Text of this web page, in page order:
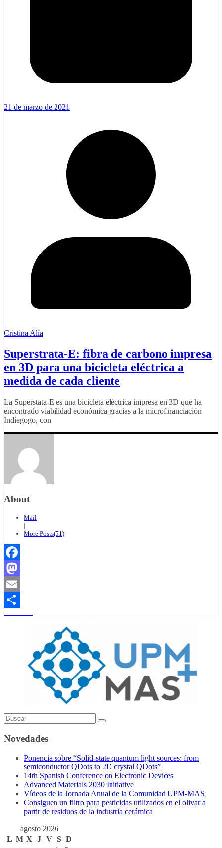
21 de marzo de 2021
Cristina Alía
Superstrata-E: fibra de carbono impresa
en 3D para una bicicleta eléctrica a
medida de cada cliente
La Superstata-E es una bicicleta eléctrica impresa en 3D que ha
encontrado viabilidad económica gracias a la microfinanciación
Indiegogo, con
About
Mail
|
More Posts(51)
Facebook
Mastodon
Email
Compartir
Novedades
Ponencia sobre “Solid-state quantum light sources: from
semiconductor QDots to 2D crystal QDots”
14th Spanish Conference on Electronic Devices
Advanced Materials 2030 Initiative
Vídeos de la Jornada Anual de la Comunidad UPM-MAS
Consiguen un filtro para pesticidas utilizados en el olivar a
partir de residuos de la industria cerámica
agosto 2026
L M X J V S D